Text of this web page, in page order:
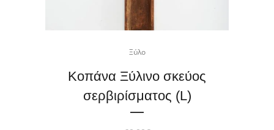
Ξύλο
Κοπάνα Ξύλινο σκεύος
σερβιρίσματος (L)